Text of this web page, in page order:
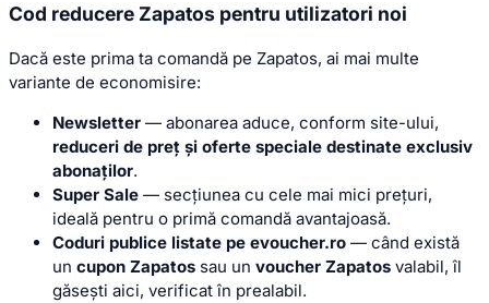
Cod reducere Zapatos pentru utilizatori noi
Dacă este prima ta comandă pe Zapatos, ai mai multe
variante de economisire:
Newsletter — abonarea aduce, conform site-ului,
reduceri de preț și oferte speciale destinate exclusiv
abonaților.
Super Sale — secțiunea cu cele mai mici prețuri,
ideală pentru o primă comandă avantajoasă.
Coduri publice listate pe evoucher.ro — când există
un cupon Zapatos sau un voucher Zapatos valabil, îl
găsești aici, verificat în prealabil.